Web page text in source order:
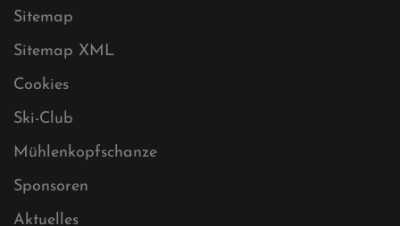
Datenschutz
Impressum
Sitemap
Sitemap XML
Cookies
Ski-Club
Mühlenkopfschanze